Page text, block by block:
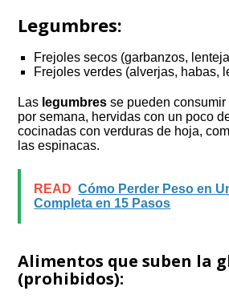
Legumbres:
Frejoles secos (garbanzos,
Frejoles verdes (alverjas, habas,
Las legumbres se pueden
por semana, hervidas con un poco
cocinadas con verduras de hoja,
las espinacas.
READ Cómo Perder Peso en
Completa en 15 Pasos
Alimentos que suben la
(prohibidos):